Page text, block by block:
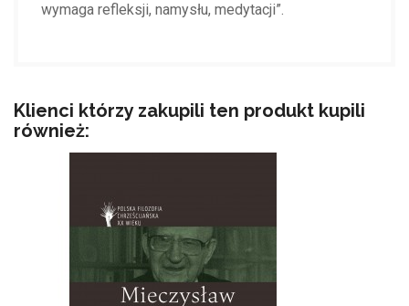
wymaga refleksji, namysłu, medytacji”.
Klienci którzy zakupili ten produkt kupili
również: